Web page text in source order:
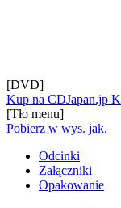
[DVD]
Kup na CDJapan.jp
[Tło menu]
Pobierz w wys. jak.
Odcinki
Załączniki
Opakowanie